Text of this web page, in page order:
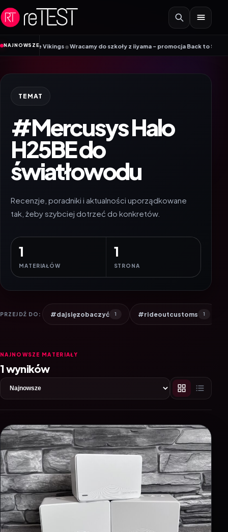
Przejdź do treści
NAJNOWSZE
Mobile Vikings•Wracamy do szkoły z iiyama – promocja Back to School na
TEMAT
#Mercusys Halo
H25BE do
światłowodu
Recenzje, poradniki i aktualności uporządkowane
tak, żeby szybciej dotrzeć do konkretów.
1
MATERIAŁÓW
1
STRONA
PRZEJDŹ DO: #dajsięzobaczyć 1 #rideoutcustoms 1
NAJNOWSZE MATERIAŁY
1 wyników